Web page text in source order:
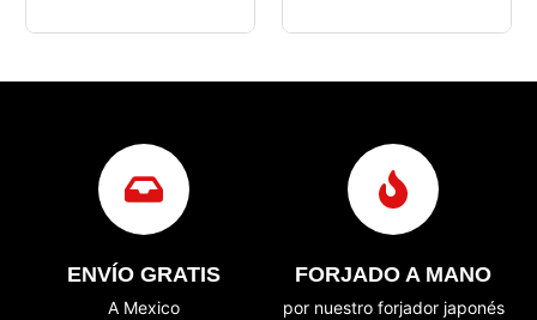
ENVÍO GRATIS
A Mexico
FORJADO A MANO
por nuestro forjador japonés